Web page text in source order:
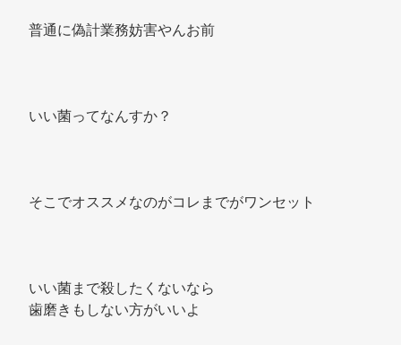
普通に偽計業務妨害やんお前
いい菌ってなんすか？
そこでオススメなのがコレまでがワンセット
いい菌まで殺したくないなら
歯磨きもしない方がいいよ